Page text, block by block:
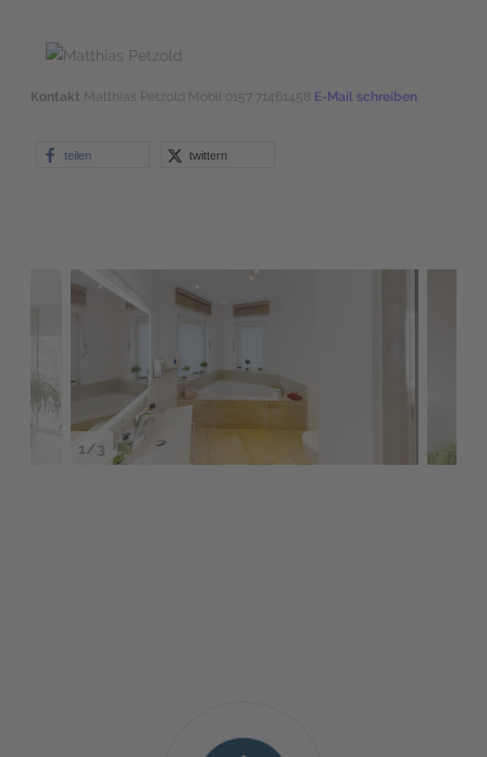
Kontakt Matthias Petzold Mobil 0157 71461458 E-Mail schreiben
teilen twittern
1/3
haus